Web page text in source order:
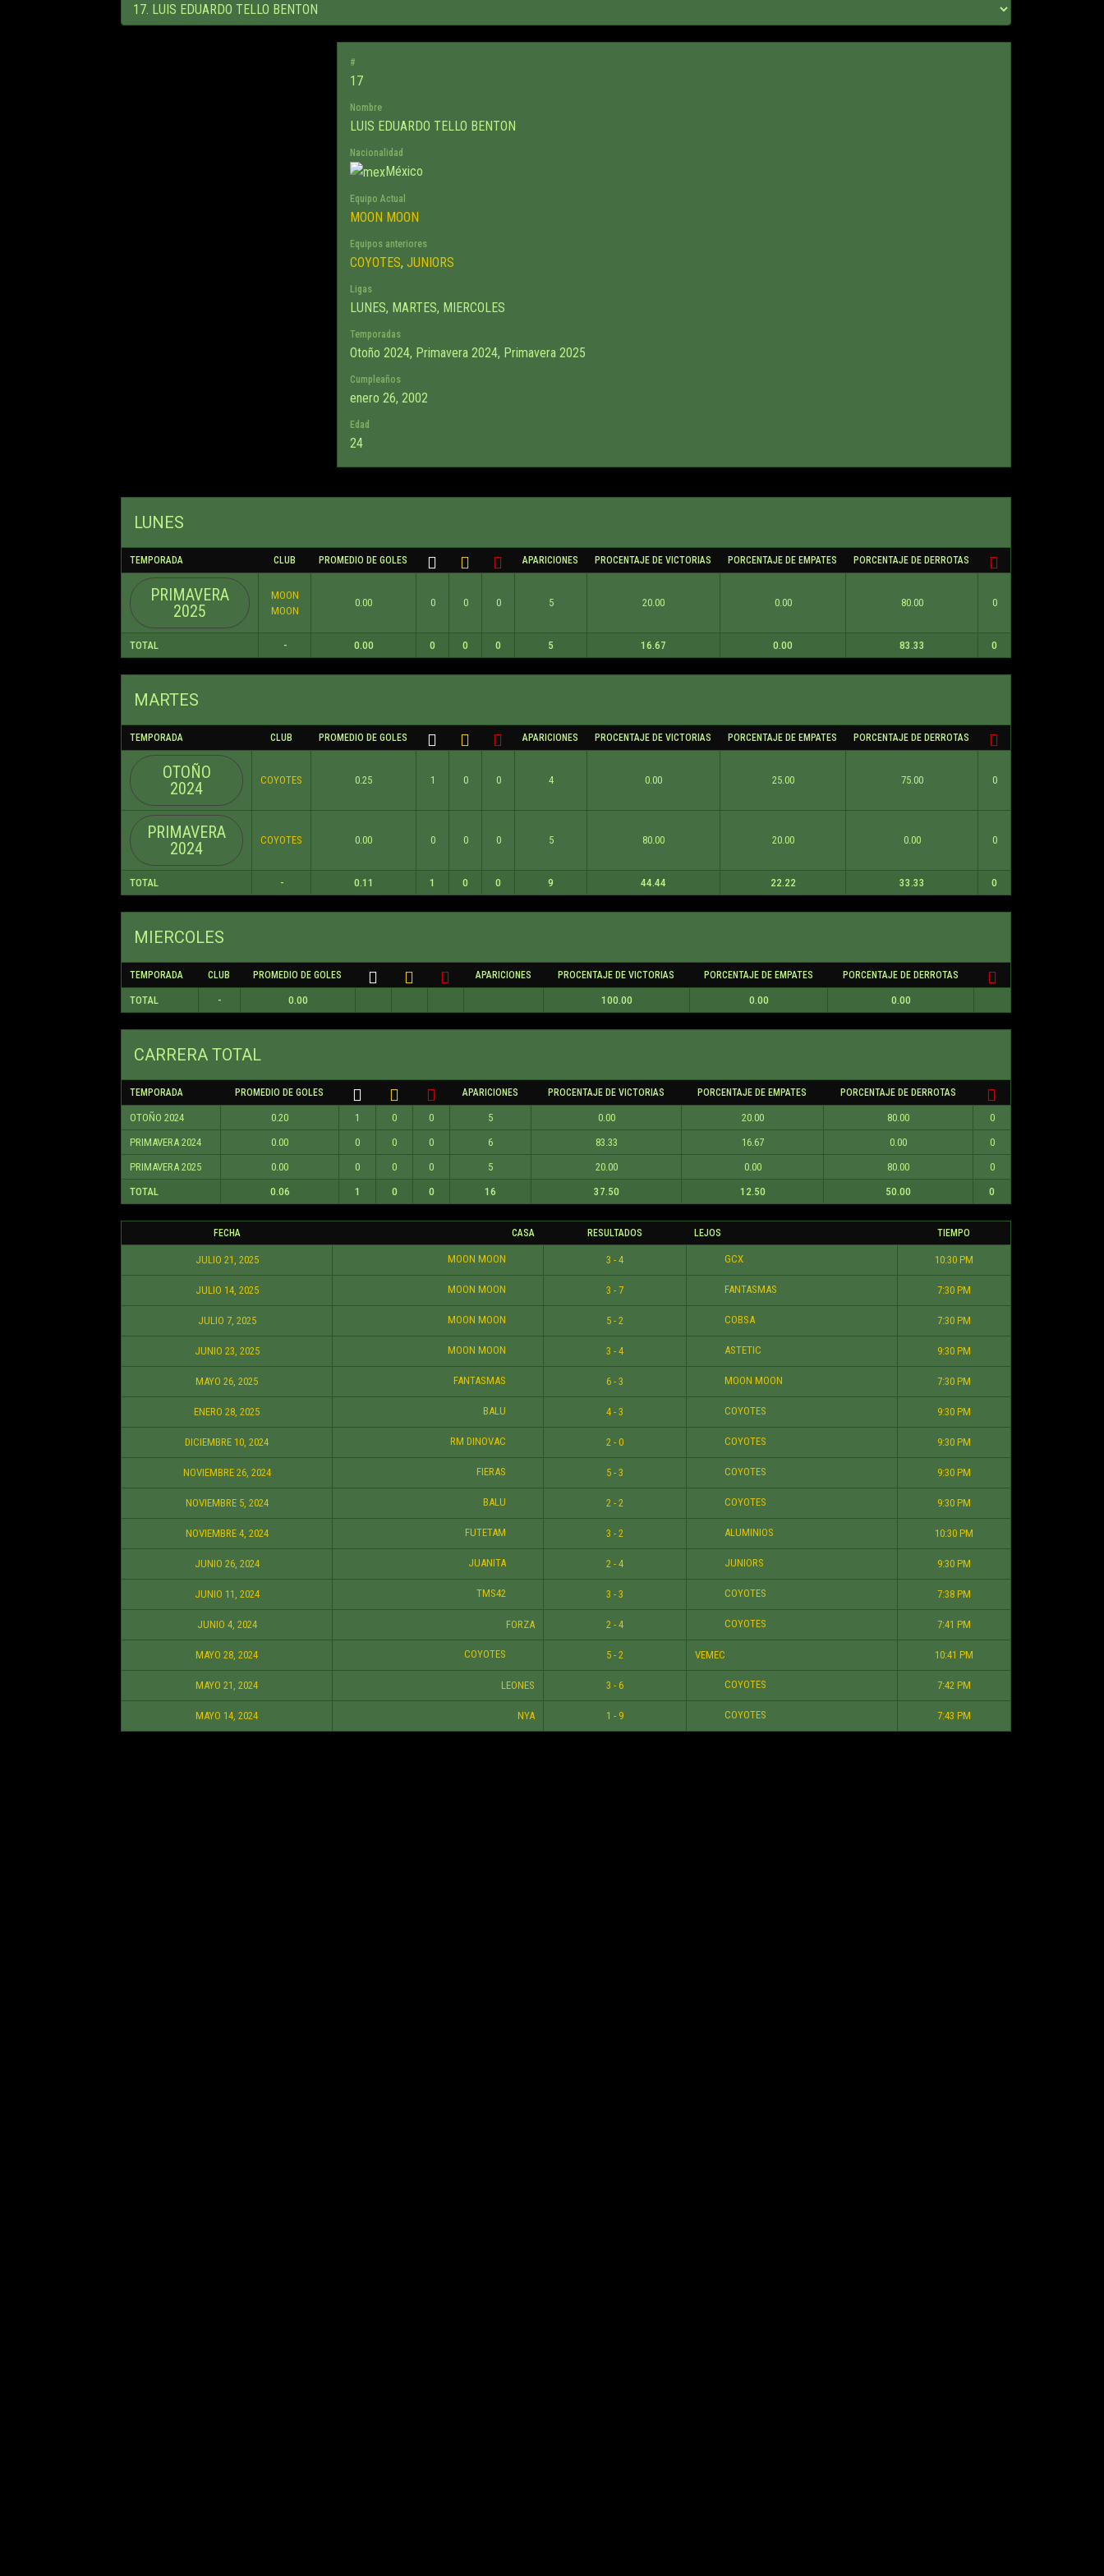
#
17
Nombre
LUIS EDUARDO TELLO BENTON
Nacionalidad
México
Equipo Actual
MOON MOON
Equipos anteriores
COYOTES, JUNIORS
Ligas
LUNES, MARTES, MIERCOLES
Temporadas
Otoño 2024, Primavera 2024, Primavera 2025
Cumpleaños
enero 26, 2002
Edad
24
LUNES
TEMPORADA CLUB PROMEDIO DE GOLES APARICIONES PROCENTAJE DE VICTORIAS PORCENTAJE DE EMPATES PORCENTAJE DE DERROTAS
PRIMAVERA
2025
MOON
MOON
0.00 0 0 0 5 20.00 0.00 80.00 0
TOTAL - 0.00 0 0 0 5 16.67 0.00 83.33 0
MARTES
TEMPORADA CLUB PROMEDIO DE GOLES APARICIONES PROCENTAJE DE VICTORIAS PORCENTAJE DE EMPATES PORCENTAJE DE DERROTAS
OTOÑO
2024
COYOTES 0.25 1 0 0 4 0.00 25.00 75.00 0
PRIMAVERA
2024
COYOTES 0.00 0 0 0 5 80.00 20.00 0.00 0
TOTAL - 0.11 1 0 0 9 44.44 22.22 33.33 0
MIERCOLES
TEMPORADA CLUB PROMEDIO DE GOLES APARICIONES PROCENTAJE DE VICTORIAS PORCENTAJE DE EMPATES PORCENTAJE DE DERROTAS
TOTAL - 0.00 100.00 0.00 0.00
CARRERA TOTAL
TEMPORADA PROMEDIO DE GOLES APARICIONES PROCENTAJE DE VICTORIAS PORCENTAJE DE EMPATES PORCENTAJE DE DERROTAS
OTOÑO 2024 0.20 1 0 0 5 0.00 20.00 80.00
0
PRIMAVERA 2024
0.00 0 0 0 6 83.33 16.67 0.00
0
PRIMAVERA 2025
0.00 0 0 0 5 20.00 0.00 80.00
0
TOTAL
0.06 1 0 0 16 37.50 12.50 50.00 0
FECHA CASA RESULTADOS LEJOS TIEMPO
JULIO 21, 2025 MOON MOON 3 - 4 GCX 10:30 PM
JULIO 14, 2025 MOON MOON 3 - 7 FANTASMAS 7:30 PM
JULIO 7, 2025 MOON MOON 5 - 2 COBSA 7:30 PM
JUNIO 23, 2025 MOON MOON 3 - 4 ASTETIC 9:30 PM
MAYO 26, 2025 FANTASMAS 6 - 3 MOON MOON 7:30 PM
ENERO 28, 2025 BALU 4 - 3 COYOTES 9:30 PM
DICIEMBRE 10, 2024 RM DINOVAC 2 - 0 COYOTES 9:30 PM
NOVIEMBRE 26, 2024 FIERAS 5 - 3 COYOTES 9:30 PM
NOVIEMBRE 5, 2024 BALU 2 - 2 COYOTES 9:30 PM
NOVIEMBRE 4, 2024 FUTETAM 3 - 2 ALUMINIOS 10:30 PM
JUNIO 26, 2024 JUANITA 2 - 4 JUNIORS 9:30 PM
JUNIO 11, 2024 TMS42 3 - 3 COYOTES 7:38 PM
JUNIO 4, 2024 FORZA 2 - 4 COYOTES 7:41 PM
MAYO 28, 2024 COYOTES 5 - 2 VEMEC 10:41 PM
MAYO 21, 2024 LEONES 3 - 6 COYOTES 7:42 PM
MAYO 14, 2024 NYA 1 - 9 COYOTES 7:43 PM